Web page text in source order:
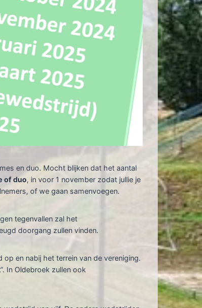
en duo. Mocht blijken dat het aantal
of duo, in voor 1 november zodat jullie je
of we gaan samenvoegen.
tegenvallen zal het
doorgang zullen vinden.
en nabij het terrein van de vereniging.
”. In Oldebroek zullen ook